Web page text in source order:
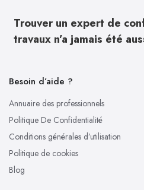
Trouver un expert de
travaux n’a jamais été
Besoin d’aide ?
Annuaire des professionnels
Politique De Confidentialité
Conditions générales d’utilisation
Politique de cookies
Blog